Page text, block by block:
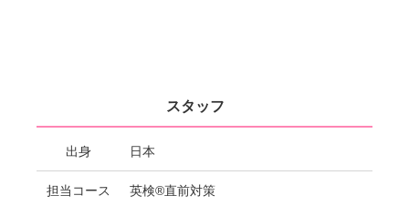
スタッフ
出身 日本
担当コース 英検®直前対策